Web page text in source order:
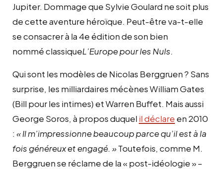
Jupiter. Dommage que Sylvie Goulard ne soit plus
de cette aventure héroïque. Peut-être va-t-elle
se consacrer à la 4e édition de son bien
nommé classiqueL’Europe pour les Nuls.
Qui sont les modèles de Nicolas Berggruen ? Sans
surprise, les milliardaires mécènes William Gates
(Bill pour les intimes) et Warren Buffet. Mais aussi
George Soros, à propos duquel il déclare en 2010
: « Il m’impressionne beaucoup parce qu’il est à la
fois généreux et engagé. »Toutefois, comme M.
Berggruen se réclame de la « post-idéologie » –